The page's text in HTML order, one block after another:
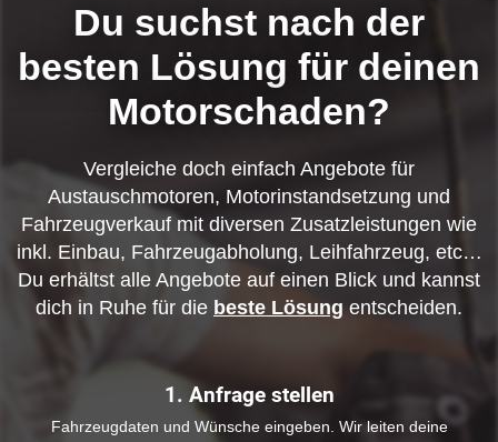
Du suchst nach der
besten Lösung für deinen
Motorschaden?
Vergleiche doch einfach Angebote für
Austauschmotoren, Motorinstandsetzung und
Fahrzeugverkauf mit diversen Zusatzleistungen wie
inkl. Einbau, Fahrzeugabholung, Leihfahrzeug, etc…
Du erhältst alle Angebote auf einen Blick und kannst
dich in Ruhe für die beste Lösung entscheiden.
1. Anfrage stellen
Fahrzeugdaten und Wünsche eingeben. Wir leiten deine